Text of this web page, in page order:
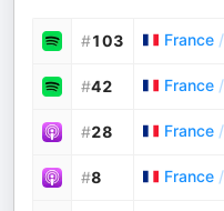
#103 France /
#42 France /
#28 France /
#8 France /